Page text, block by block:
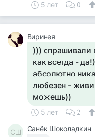
5 лет 0
Виринея
))) спрашивали
как всегда -
абсолютно
любезен -
можешь))
5 лет 2
СШ
Санёк Шоколадкин